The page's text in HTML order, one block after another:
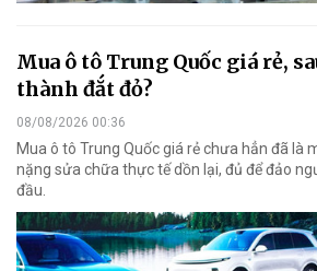
Mua ô tô Trung Quốc giá rẻ,
thành đắt đỏ?
08/08/2026 00:36
Mua ô tô Trung Quốc giá rẻ chưa hẳn đã là
nặng sửa chữa thực tế dồn lại, đủ để đảo
đầu.